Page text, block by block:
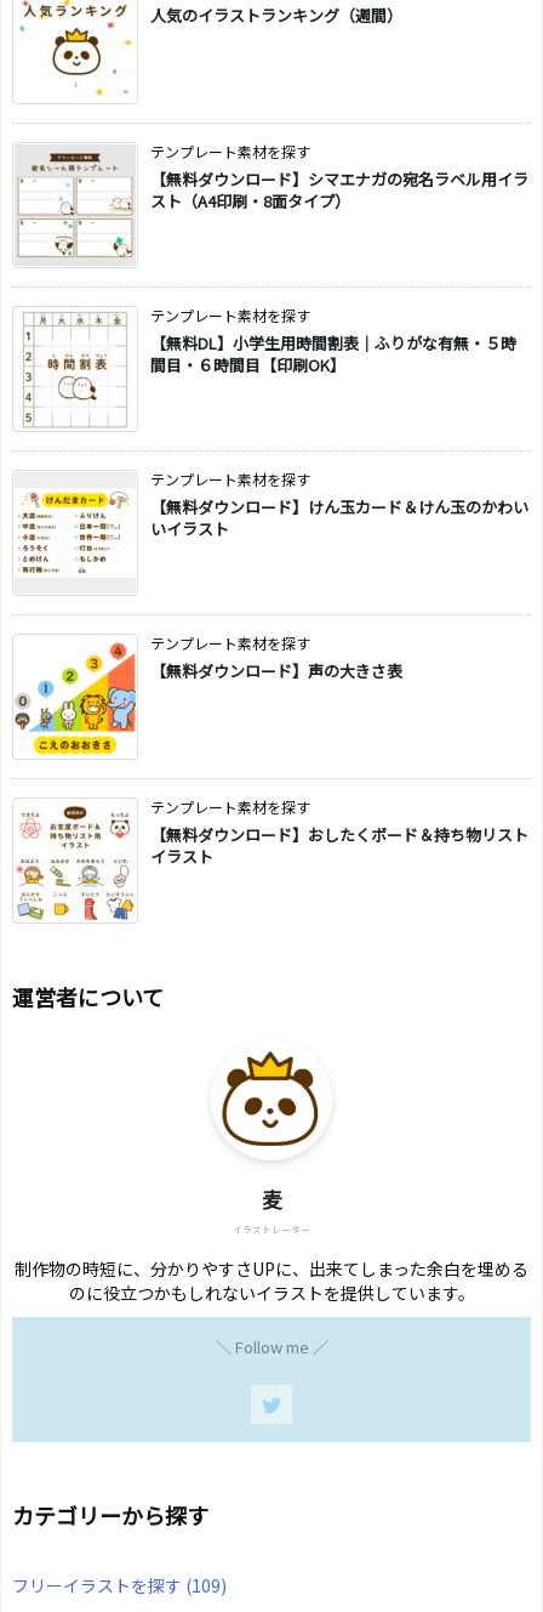
人気のイラストランキング（週間）
テンプレート素材を探す
【無料ダウンロード】シマエナガの宛名ラベル用イラ
スト（A4印刷・8面タイプ）
テンプレート素材を探す
【無料DL】小学生用時間割表｜ふりがな有無・５時
間目・６時間目【印刷OK】
テンプレート素材を探す
【無料ダウンロード】けん玉カード＆けん玉のかわい
いイラスト
テンプレート素材を探す
【無料ダウンロード】声の大きさ表
テンプレート素材を探す
【無料ダウンロード】おしたくボード＆持ち物リスト
イラスト
運営者について
麦
イラストレーター
制作物の時短に、分かりやすさUPに、出来てしまった余白を埋める
のに役立つかもしれないイラストを提供しています。
＼ Follow me ／
カテゴリーから探す
フリーイラストを探す (109)